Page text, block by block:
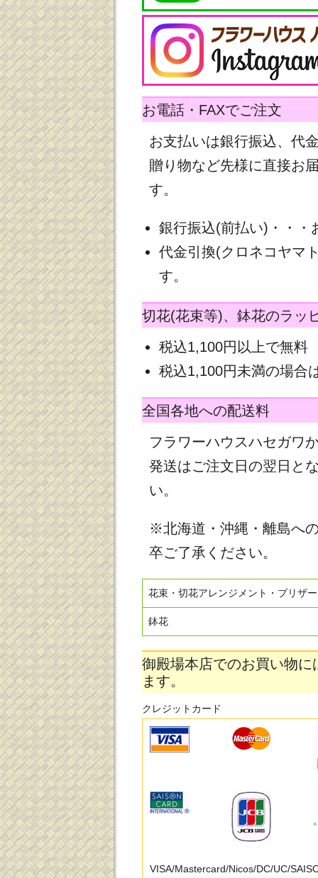
お電話・FAXでご注文
お支払いは銀行振込、代
贈り物など先様に直接お
す。
銀行振込(前払い)・・・
代金引換(クロネコヤマ
す。
切花(花束等)、鉢花のラッ
税込1,100円以上で無料
税込1,100円未満の場合
全国各地への配送料
フラワーハウスハセガワ
発送はご注文日の翌日と
い。
※北海道・沖縄・離島へ
卒ご了承ください。
花束・切花アレンジメント・プリザ
鉢花
御殿場本店でのお買い物
ます。
クレジットカード
VISA/Mastercard/Nicos/DC/UC/